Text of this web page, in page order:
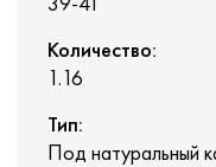
Количество:
1.16
Тип:
Под натуральный